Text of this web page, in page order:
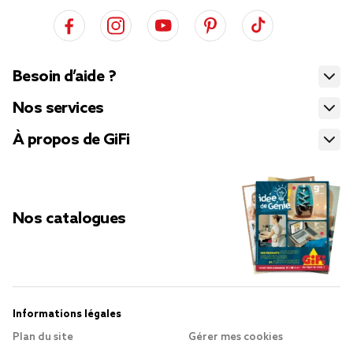
Besoin d’aide ?
Nos services
À propos de GiFi
Nos catalogues
Informations légales
Plan du site
Gérer mes cookies